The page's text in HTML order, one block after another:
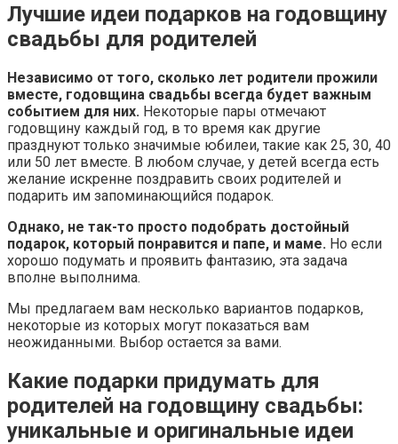
Лучшие идеи подарков на годовщину
свадьбы для родителей
Независимо от того, сколько лет родители прожили
вместе, годовщина свадьбы всегда будет важным
событием для них. Некоторые пары отмечают
годовщину каждый год, в то время как другие
празднуют только значимые юбилеи, такие как 25, 30, 40
или 50 лет вместе. В любом случае, у детей всегда есть
желание искренне поздравить своих родителей и
подарить им запоминающийся подарок.
Однако, не так-то просто подобрать достойный
подарок, который понравится и папе, и маме. Но если
хорошо подумать и проявить фантазию, эта задача
вполне выполнима.
Мы предлагаем вам несколько вариантов подарков,
некоторые из которых могут показаться вам
неожиданными. Выбор остается за вами.
Какие подарки придумать для
родителей на годовщину свадьбы:
уникальные и оригинальные идеи